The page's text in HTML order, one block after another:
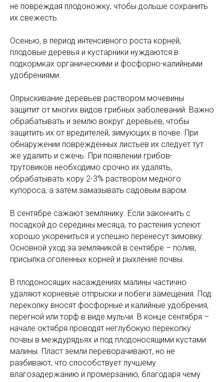
не повреждая плодоножку, чтобы дольше сохранить
их свежесть.
Осенью, в период интенсивного роста корней,
плодовые деревья и кустарники нуждаются в
подкормках органическими и фосфорно-калийными
удобрениями.
Опрыскивание деревьев раствором мочевины
защитит от многих видов грибных заболеваний. Важно
обрабатывать и землю вокруг деревьев, чтобы
защитить их от вредителей, зимующих в почве. При
обнаружении поврежденных листьев их следует тут
же удалить и сжечь. При появлении грибов-
трутовиков необходимо срочно их удалять,
обрабатывать кору 2-3% раствором медного
купороса, а затем замазывать садовым варом.
В сентябре сажают землянику. Если закончить с
посадкой до середины месяца, то растения успеют
хорошо укорениться и успешно перенесут зимовку.
Основной уход за земляникой в сентябре – полив,
присыпка оголенных корней и рыхление почвы.
В плодоносящих насаждениях малины частично
удаляют корневые отпрыски и побеги замещения. Под
перекопку вносят фосфорные и калийные удобрения,
перегной или торф в виде мульчи. В конце сентября –
начале октября проводят неглубокую перекопку
почвы в междурядьях и под плодоносящими кустами
малины. Пласт земли переворачивают, но не
разбивают, что способствует лучшему
влагозадержанию и промерзанию, благодаря чему